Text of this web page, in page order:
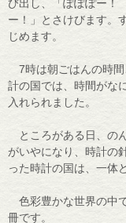
び出し、「ぽぽぽー
ー！」とさけびます。
じめます。
7時は朝ごはんの時間
計の国では、時間がな
入れられました。
ところがある日、の
がいやになり、時計の
った時計の国は、一体
色彩豊かな世界の中
冊です。